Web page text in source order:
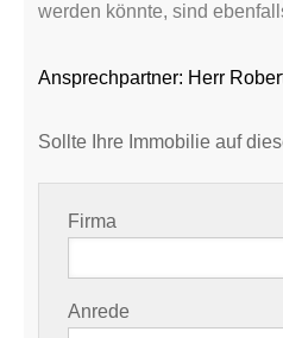
werden könnte, sind
Ansprechpartner: Herr
Sollte Ihre Immobilie auf
Firma
Anrede